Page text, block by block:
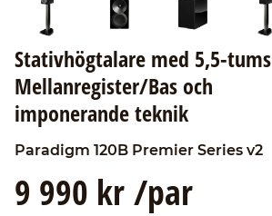
Stativhögtalare med 5,5-tums
Mellanregister/Bas och
imponerande teknik
Paradigm 120B Premier Series v2
9 990 kr /par